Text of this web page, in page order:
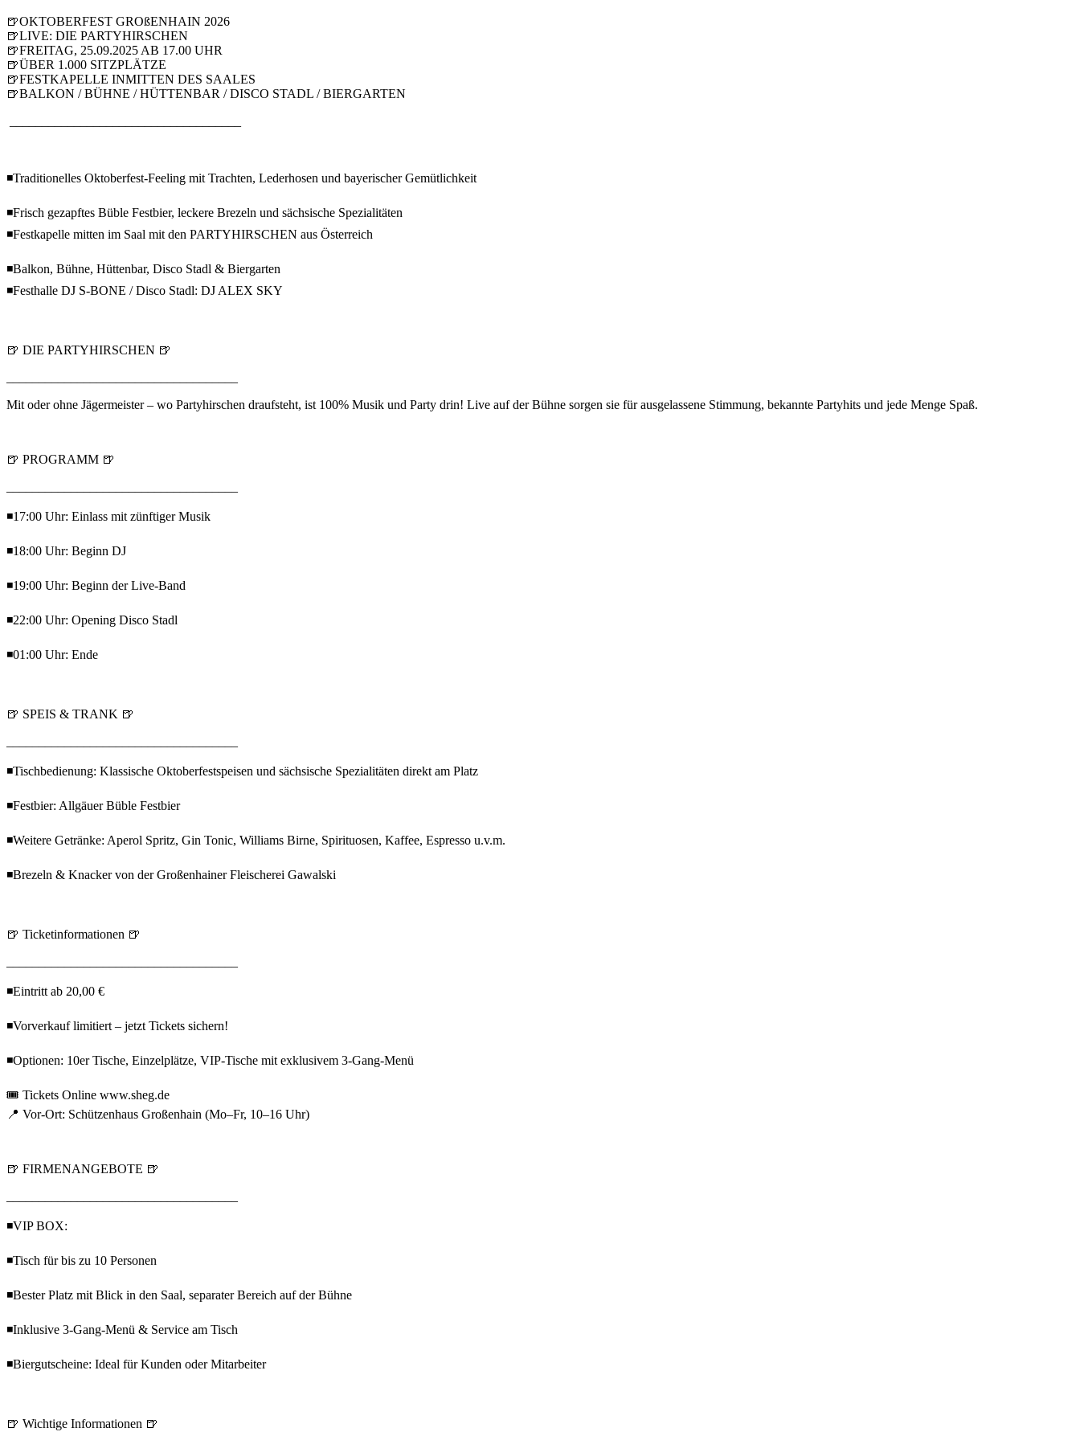
🍺OKTOBERFEST GROßENHAIN 2026
🍺LIVE: DIE PARTYHIRSCHEN
🍺FREITAG, 25.09.2025 AB 17.00 UHR
🍺ÜBER 1.000 SITZPLÄTZE
🍺FESTKAPELLE INMITTEN DES SAALES
🍺BALKON / BÜHNE / HÜTTENBAR / DISCO STADL / BIERGARTEN
◾Traditionelles Oktoberfest-Feeling mit Trachten, Lederhosen und bayerischer Gemütlichkeit
◾Frisch gezapftes Büble Festbier, leckere Brezeln und sächsische Spezialitäten
◾Festkapelle mitten im Saal mit den PARTYHIRSCHEN aus Österreich
◾Balkon, Bühne, Hüttenbar, Disco Stadl & Biergarten
◾Festhalle DJ S-BONE / Disco Stadl: DJ ALEX SKY
🍺 DIE PARTYHIRSCHEN 🍺
Mit oder ohne Jägermeister – wo Partyhirschen draufsteht, ist 100% Musik und Party drin! Live auf der Bühne sorgen sie für ausgelassene Stimmung, bekannte Partyhits und jede Menge Spaß.
🍺 PROGRAMM 🍺
◾17:00 Uhr: Einlass mit zünftiger Musik
◾18:00 Uhr: Beginn DJ
◾19:00 Uhr: Beginn der Live-Band
◾22:00 Uhr: Opening Disco Stadl
◾01:00 Uhr: Ende
🍺 SPEIS & TRANK 🍺
◾Tischbedienung: Klassische Oktoberfestspeisen und sächsische Spezialitäten direkt am Platz
◾Festbier: Allgäuer Büble Festbier
◾Weitere Getränke: Aperol Spritz, Gin Tonic, Williams Birne, Spirituosen, Kaffee, Espresso u.v.m.
◾Brezeln & Knacker von der Großenhainer Fleischerei Gawalski
🍺 Ticketinformationen 🍺
◾Eintritt ab 20,00 €
◾Vorverkauf limitiert – jetzt Tickets sichern!
◾Optionen: 10er Tische, Einzelplätze, VIP-Tische mit exklusivem 3-Gang-Menü
🎟️ Tickets Online www.sheg.de
📍 Vor-Ort: Schützenhaus Großenhain (Mo–Fr, 10–16 Uhr)
🍺 FIRMENANGEBOTE 🍺
◾VIP BOX:
◾Tisch für bis zu 10 Personen
◾Bester Platz mit Blick in den Saal, separater Bereich auf der Bühne
◾Inklusive 3-Gang-Menü & Service am Tisch
◾Biergutscheine: Ideal für Kunden oder Mitarbeiter
🍺 Wichtige Informationen 🍺